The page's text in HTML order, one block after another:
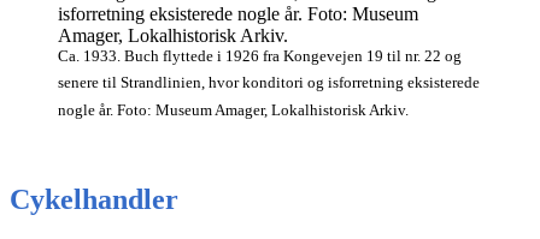
Ca. 1933. Buch flyttede i 1926 fra Kongevejen 19 til nr. 22 og
senere til Strandlinien, hvor konditori og isforretning eksisterede
nogle år. Foto: Museum Amager, Lokalhistorisk Arkiv.
Cykelhandler